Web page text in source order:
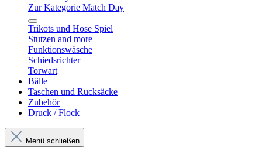
Zur Kategorie Match Day
Trikots und Hose Spiel
Stutzen and more
Funktionswäsche
Schiedsrichter
Torwart
Bälle
Taschen und Rucksäcke
Zubehör
Druck / Flock
Menü schließen